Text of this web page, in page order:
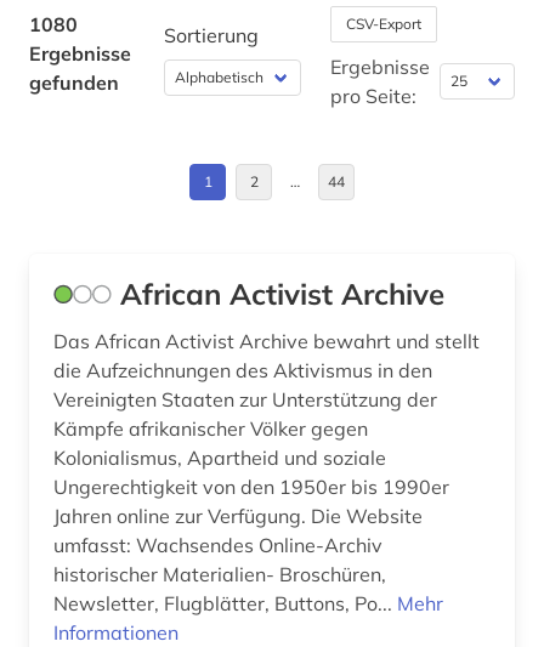
anglistik (2)
antisemitismus (2)
arabisch (2)
arabische staaten (2)
arabische welt (1)
arabischer frühling (1)
arabistik (2)
Bulgarien (6)
Daenemark (3)
Europa (54)
Finnland (1)
Frankreich (16)
GUS (17)
Griechenland (1)
Großbritannien (39)
1080
Ergebnisse
gefunden
Sortierung CSV-Export
Ergebnisse
pro Seite:
1 2 … 44
African Activist Archive
Das African Activist Archive bewahrt und stellt
die Aufzeichnungen des Aktivismus in den
Vereinigten Staaten zur Unterstützung der
Kämpfe afrikanischer Völker gegen
Kolonialismus, Apartheid und soziale
Ungerechtigkeit von den 1950er bis 1990er
Jahren online zur Verfügung. Die Website
umfasst: Wachsendes Online-Archiv
historischer Materialien- Broschüren,
Newsletter, Flugblätter, Buttons, Po... Mehr
Informationen